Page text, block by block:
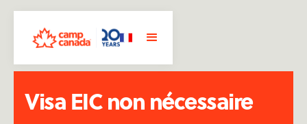
Visa EIC non nécessaire